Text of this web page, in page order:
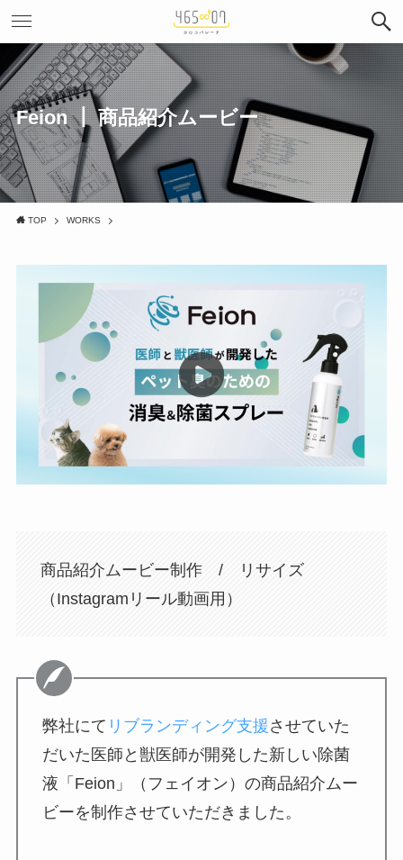
Feion ┃ 商品紹介ムービー
TOP WORKS
商品紹介ムービー制作 / リサイズ
（Instagramリール動画用）
弊社にて リブランディング支援させていた
だいた医師と獣医師が開発した新しい除菌
液「Feion」（フェイオン）の商品紹介ムー
ビーを制作させていただきました。